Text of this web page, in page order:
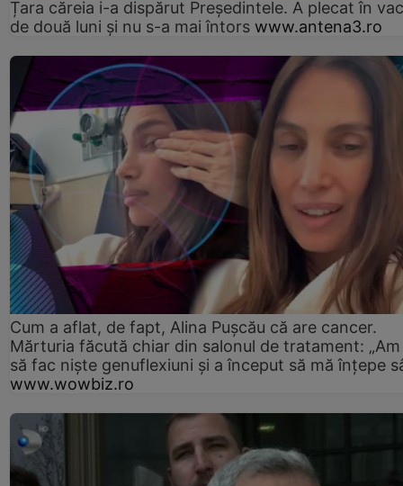
Țara căreia i-a dispărut Președintele. A plecat în
de două luni și nu s-a mai întors www.antena3.ro
Cum a aflat, de fapt, Alina Pușcău că are cancer.
Mărturia făcută chiar din salonul de tratament:
să fac niște genuflexiuni și a început să mă înțepe
www.wowbiz.ro